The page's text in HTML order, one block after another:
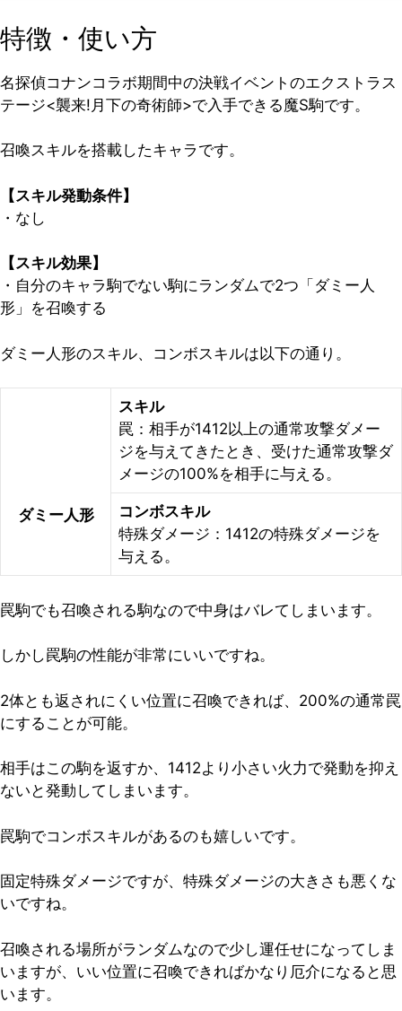
特徴・使い方
名探偵コナンコラボ期間中の決戦イベントのエクストラス
テージ<襲来!月下の奇術師>で入手できる魔S駒です。
召喚スキルを搭載したキャラです。
【スキル発動条件】
・なし
【スキル効果】
・自分のキャラ駒でない駒にランダムで2つ「ダミー人
形」を召喚する
ダミー人形のスキル、コンボスキルは以下の通り。
ダミー人形
スキル
罠：相手が1412以上の通常攻撃ダメー
ジを与えてきたとき、受けた通常攻撃ダ
メージの100%を相手に与える。
コンボスキル
特殊ダメージ：1412の特殊ダメージを
与える。
罠駒でも召喚される駒なので中身はバレてしまいます。
しかし罠駒の性能が非常にいいですね。
2体とも返されにくい位置に召喚できれば、200%の通常罠
にすることが可能。
相手はこの駒を返すか、1412より小さい火力で発動を抑え
ないと発動してしまいます。
罠駒でコンボスキルがあるのも嬉しいです。
固定特殊ダメージですが、特殊ダメージの大きさも悪くな
いですね。
召喚される場所がランダムなので少し運任せになってしま
いますが、いい位置に召喚できればかなり厄介になると思
います。